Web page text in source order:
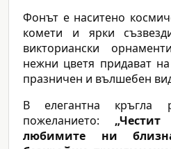
Фонът е наситено
комети и ярки
викториански
нежни цветя придават
празничен и вълшебен
В елегантна кръгла
пожеланието:
любимите ни